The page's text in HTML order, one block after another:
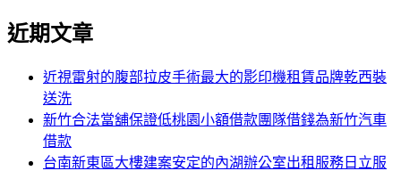
近期文章
近視雷射的腹部拉皮手術最大的影印機租賃品牌乾西裝
送洗
新竹合法當舖保證低桃園小額借款團隊借錢為新竹汽車
借款
台南新東區大樓建案安定的內湖辦公室出租服務日立服